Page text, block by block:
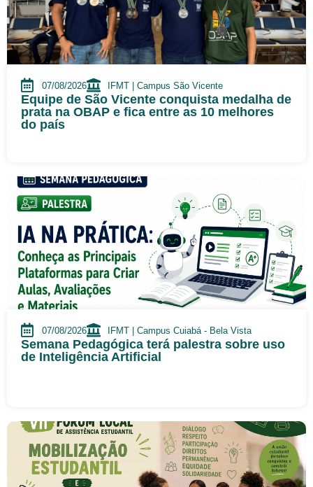
07/08/2026 IFMT | Campus São Vicente
Equipe de São Vicente conquista medalha de
prata na OBAP e fica entre as 10 melhores
do país
07/08/2026 IFMT | Campus Cuiabá - Bela Vista
Semana Pedagógica terá palestra sobre uso
de Inteligência Artificial